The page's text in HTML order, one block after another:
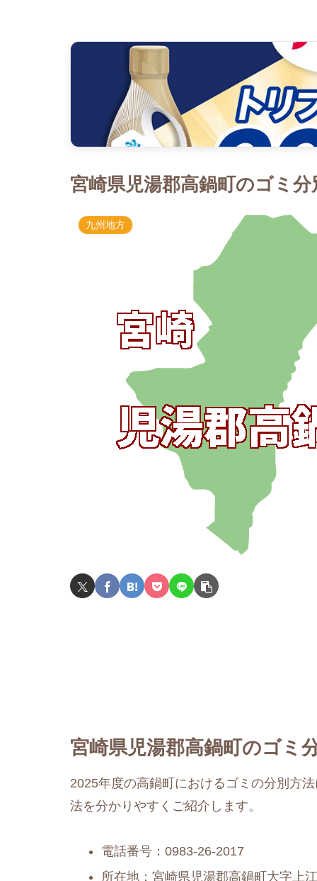
宮崎県児湯郡高鍋町のゴミ
九州地方
宮崎県児湯郡高鍋町のゴミ
2025年度の高鍋町におけるゴミの分別方
法を分かりやすくご紹介します。
電話番号：0983-26-2017
所在地：宮崎県児湯郡高鍋町大字上